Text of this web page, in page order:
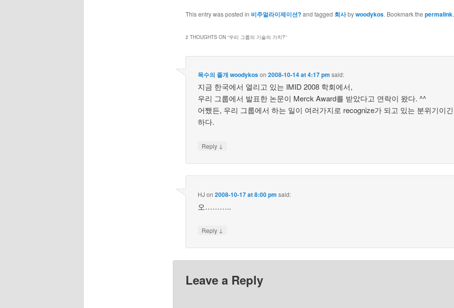
This entry was posted in 비주얼라이제이션?and tagged 회사bywoodykos. Bookmark the permalink.
2 THOUGHTS ON “우리 그룹의 기술의 가치?”
목수의 졸개 woodykoson2008-10-14 at 4:17 pm said:
지금 한국에서 열리고 있는 IMID 2008 학회에서,
우리 그룹에서 발표한 논문이 Merck Award를 받았다고 연락이 왔다. ^^
어쨌든, 우리 그룹에서 하는 일이 여러가지로 recognize가 되고 있는 분위기이긴
하다.
Reply ↓
HJ on2008-10-17 at 8:00 pm said:
오………..
Reply ↓
Leave a Reply